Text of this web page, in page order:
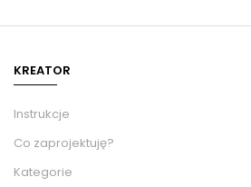
KREATOR
Instrukcje
Co zaprojektuję?
Kategorie